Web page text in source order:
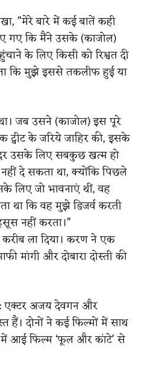
”मेरे बारे में कई बातें कही
गए कि मैंने उसके (काजोल)
के लिए किसी को रिश्वत दी
कि मुझे इससे तकलीफ हुई या
जब उसने (काजोल) इस पूरे
ट्वीट के जरिये जाहिर की, इसके
उसके लिए सबकुछ खत्म हो
दे सकता था, क्योंकि पिछले
लिए जो भावनाएं थीं, वह
था कि वह मुझे डिजर्व करती
नहीं करता।”
करीब ला दिया। करण ने एक
मांगी और दोबारा दोस्ती की
एक्टर अजय देवगन और
हैं। दोनों ने कई फिल्मों में साथ
में आई फिल्म ‘फूल और कांटे’ से